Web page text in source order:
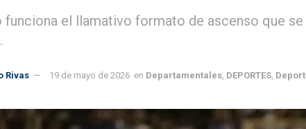
el llamativo formato de ascenso que
Rivas 19 de mayo de 2026 en Departamentales DEPORTES